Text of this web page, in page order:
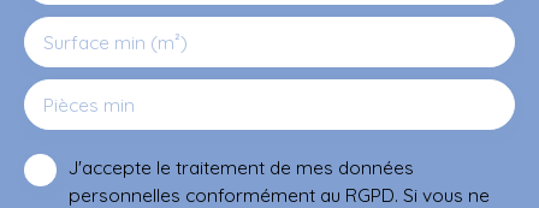
Surface min (m²)
Pièces min
J'accepte le traitement de mes données
personnelles conformément au RGPD. Si vous ne